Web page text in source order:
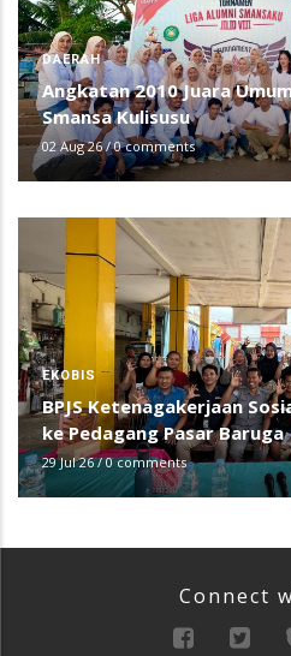
DAERAH
Angkatan 2010 Juara
Smansa Kulisusu
02 Aug 26/0 comments
EKOBIS
BPJS Ketenagakerjaan
ke Pedagang Pasar Baruga
29 Jul 26/0 comments
Connect